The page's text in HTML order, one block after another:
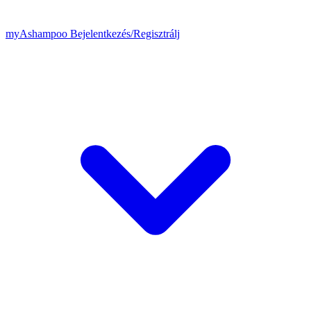
myAshampoo Bejelentkezés/Regisztrálj